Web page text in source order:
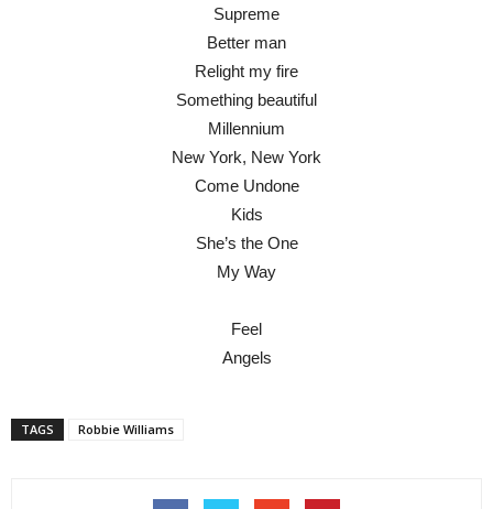
Supreme
Better man
Relight my fire
Something beautiful
Millennium
New York, New York
Come Undone
Kids
She’s the One
My Way
Feel
Angels
TAGS Robbie Williams